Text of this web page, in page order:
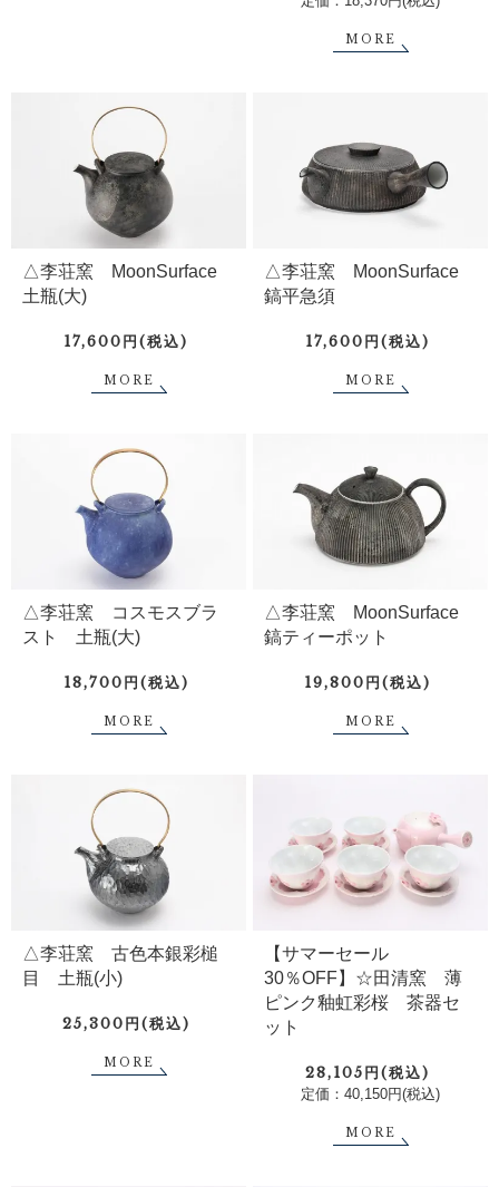
MORE
△李荘窯 MoonSurface
土瓶(大)
17,600円(税込)
MORE
△李荘窯 MoonSurface
鎬平急須
17,600円(税込)
MORE
△李荘窯 コスモスブラ
スト 土瓶(大)
18,700円(税込)
MORE
△李荘窯 MoonSurface
鎬ティーポット
19,800円(税込)
MORE
△李荘窯 古色本銀彩槌
目 土瓶(小)
25,300円(税込)
MORE
【サマーセール
30％OFF】☆田清窯 薄
ピンク釉虹彩桜 茶器セ
ット
28,105円(税込)
定価：40,150円(税込)
MORE